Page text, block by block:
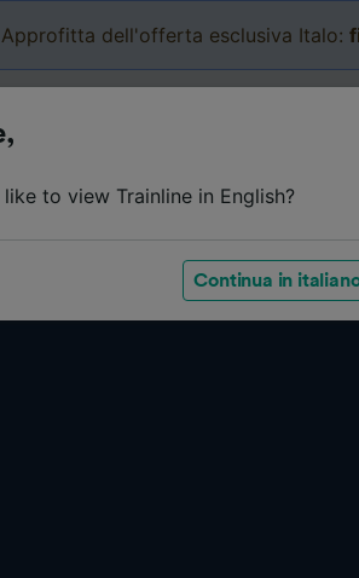
dell'offerta esclusiva Italo:
to view Trainline in English?
Continua in